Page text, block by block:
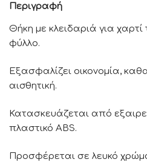
Περιγραφή
Θήκη με κλειδαριά για
φύλλο.
Εξασφαλίζει οικονομία,
αισθητική.
Κατασκευάζεται από
πλαστικό ABS.
Προσφέρεται σε λευκό